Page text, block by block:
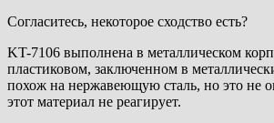
Согласитесь, некоторое сходство есть?
KT-7106 выполнена в металлическом
пластиковом, заключенном в
похож на нержавеющую сталь, но это не
этот материал не реагирует.